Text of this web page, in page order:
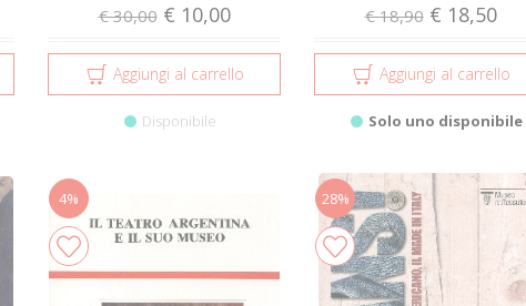
€ 30,00 € 10,00
Aggiungi al carrello
Disponibile
€ 18,90 € 18,50
Aggiungi al carrello
Solo uno disponibile
4% 28%